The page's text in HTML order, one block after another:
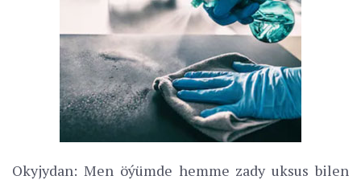
Okyjydan: Men öýümde hemme zady uksus bilen